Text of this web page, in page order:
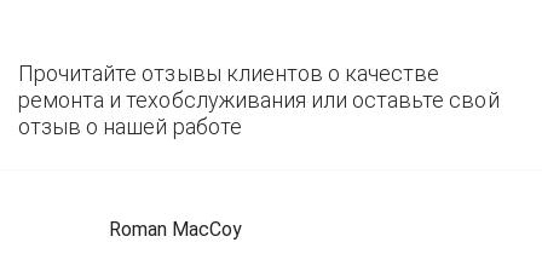
Прочитайте отзывы клиентов о качестве
ремонта и техобслуживания или оставьте свой
отзыв о нашей работе
Roman MacCoy